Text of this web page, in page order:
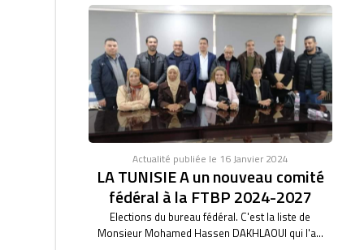
Actualité publiée le 16 Janvier 2024
LA TUNISIE A un nouveau comité
fédéral à la FTBP 2024-2027
Elections du bureau fédéral. C'est la liste de
Monsieur Mohamed Hassen DAKHLAOUI qui l'a...